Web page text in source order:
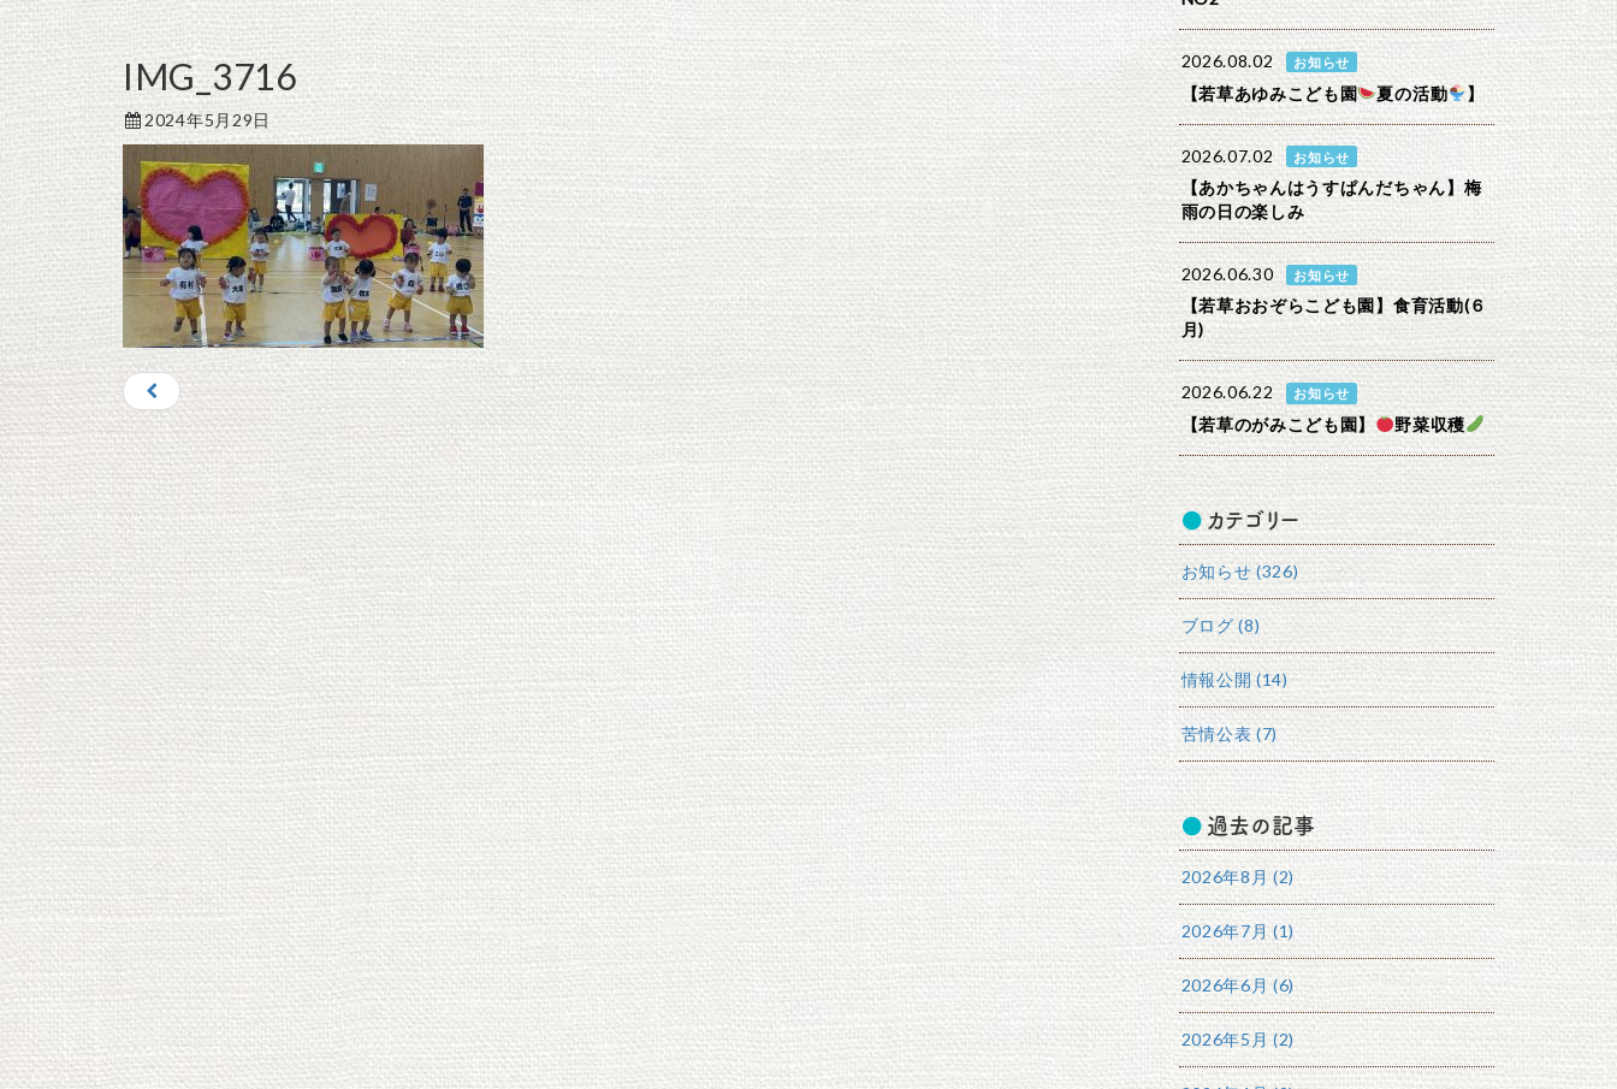
IMG_3716
2024年5月29日
2026.08.02 お知らせ
【若草あゆみこども園 夏の活動 】
2026.07.02 お知らせ
【あかちゃんはうすぱんだちゃん】梅
雨の日の楽しみ
2026.06.30 お知らせ
【若草おおぞらこども園】食育活動(６
月)
2026.06.22 お知らせ
【若草のがみこども園】 野菜収穫
カテゴリー
お知らせ (326)
ブログ (8)
情報公開 (14)
苦情公表 (7)
過去の記事
2026年8月 (2)
2026年7月 (1)
2026年6月 (6)
2026年5月 (2)